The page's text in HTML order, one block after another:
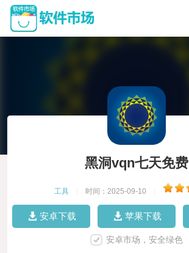
黑洞vqn七天免费
工具 时间：2025-09-10
安卓下载 苹果下载
安卓市场，安全绿色